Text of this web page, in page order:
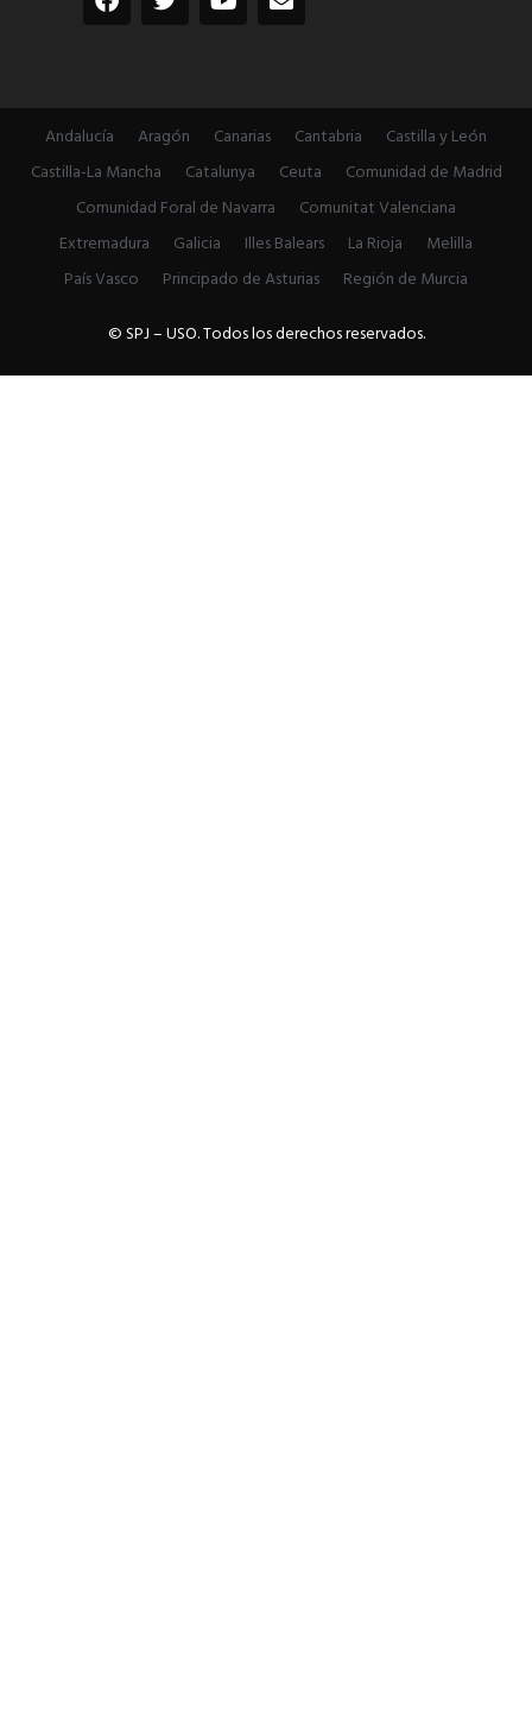
Andalucía Aragón Canarias Cantabria
Castilla y León
Castilla-La Mancha
Catalunya Ceuta
Comunidad de Madrid
Comunidad Foral de Navarra
Comunitat Valenciana
Extremadura
Galicia Illes Balears La Rioja
Melilla
País Vasco
Principado de Asturias
Región de Murcia
© SPJ – USO. Todos los derechos reservados.